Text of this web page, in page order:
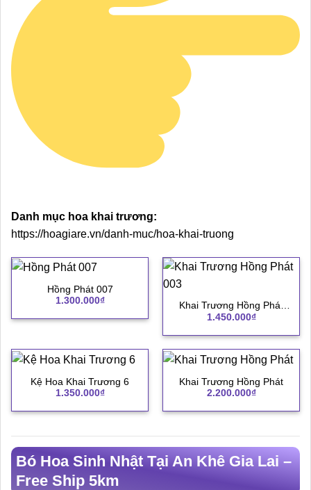
Danh mục hoa khai trương:
https://hoagiare.vn/danh-muc/hoa-khai-truong
Hồng Phát 007
1.300.000₫
Khai Trương Hồng Phát
003
1.450.000₫
Kệ Hoa Khai Trương 6
1.350.000₫
Khai Trương Hồng Phát
2.200.000₫
Bó Hoa Sinh Nhật Tại An Khê Gia Lai –
Free Ship 5km